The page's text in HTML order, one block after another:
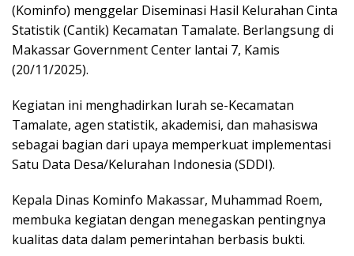
(Kominfo) menggelar Diseminasi Hasil Kelurahan Cinta
Statistik (Cantik) Kecamatan Tamalate. Berlangsung di
Makassar Government Center lantai 7, Kamis
(20/11/2025).
Kegiatan ini menghadirkan lurah se-Kecamatan
Tamalate, agen statistik, akademisi, dan mahasiswa
sebagai bagian dari upaya memperkuat implementasi
Satu Data Desa/Kelurahan Indonesia (SDDI).
Kepala Dinas Kominfo Makassar, Muhammad Roem,
membuka kegiatan dengan menegaskan pentingnya
kualitas data dalam pemerintahan berbasis bukti.